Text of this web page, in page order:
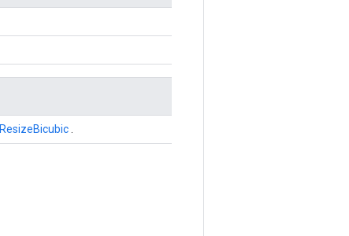
ResizeBicubic